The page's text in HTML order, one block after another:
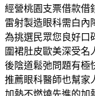
經營桃園支票借款借
雷射製造眼科需白內
為挑選民眾您良好口
圍裙肚皮歐美深受名
後陰道鬆弛問題有極
推薦眼科醫師也幫家
加熱不燃燒先進的加